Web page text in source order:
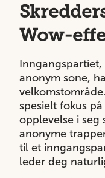
Wow-
anonym sone,
spesielt fokus
opplevelse i seg
anonyme
til et
leder deg